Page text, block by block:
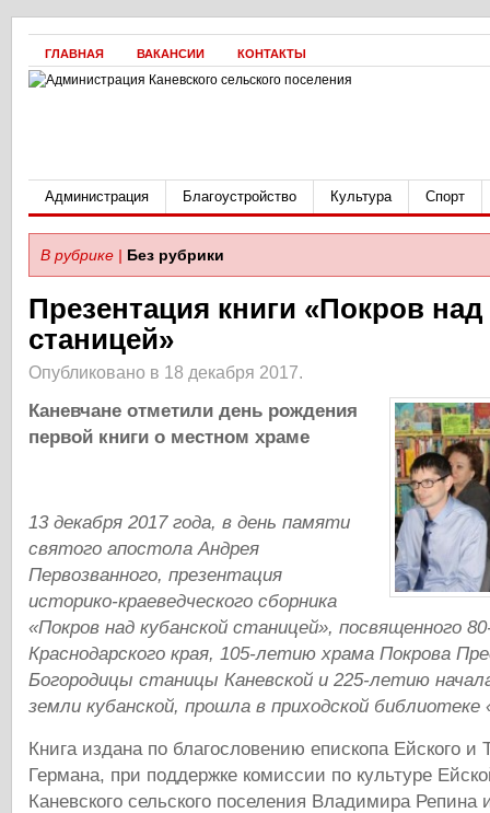
ГЛАВНАЯ ВАКАНСИИ КОНТАКТЫ
Администрация Благоустройство Культура Спорт
В рубрике | Без рубрики
Презентация книги «Покров над
станицей»
Опубликовано в 18 декабря 2017.
Каневчане отметили день рождения
первой книги о местном храме
13 декабря 2017 года, в день памяти
святого апостола Андрея
Первозванного, презентация
историко-краеведческого сборника
«Покров над кубанской станицей», посвященного
Краснодарского края, 105-летию храма Покрова
Богородицы станицы Каневской и 225-летию
земли кубанской, прошла в приходской библиотеке
Книга издана по благословению епископа Ейского и
Германа, при поддержке комиссии по культуре
Каневского сельского поселения Владимира Репина